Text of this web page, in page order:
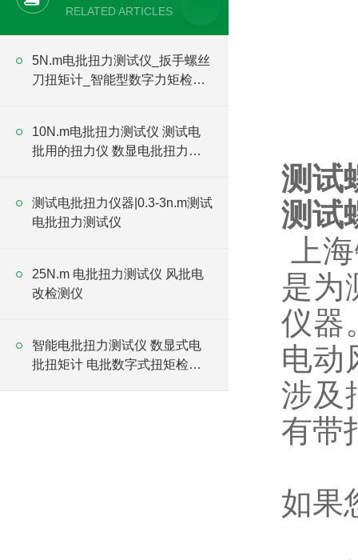
RELATED ARTICLES
5N.m电批扭力测试仪_扳手螺丝
刀扭矩计_智能型数字力矩检测
10N.m电批扭力测试仪 测试电
批用的扭力仪 数显电批扭力检
测试电批扭力仪器|0.3-3n.m测试
电批扭力测试仪
25N.m 电批扭力测试仪 风批电
改检测仪
智能电批扭力测试仪 数显式电
批扭矩计 电批数字式扭矩检测
测试
测试
上
是为
仪器
电动
涉及
有带
如果